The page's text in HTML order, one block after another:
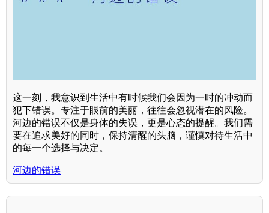
这一刻，我意识到生活中有时候我们会因为一时的冲动而
犯下错误。专注于眼前的美丽，往往会忽视潜在的风险。
河边的错误不仅是身体的失误，更是心态的提醒。我们需
要在追求美好的同时，保持清醒的头脑，谨慎对待生活中
的每一个选择与决定。
河边的错误